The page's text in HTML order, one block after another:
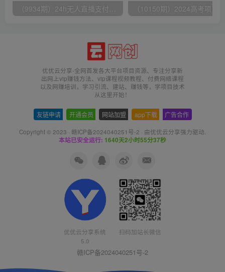
优优云分享-全网首发各大平台项目资源、专注分享新
出网上vip赚钱方法、vip课程视频教程、付费网络课程
以及网赚培训，学习引流、建站、赚钱等，学项目技术
从这里开始！
友链申请 开通会员 网站加盟 app下载 广告合作
Copyright © 2023 · 赣ICP备2024040251号-2 · 由优优云分享强力驱动.
本站已安全运行: 1640天2小时55分37秒
优优云分享系统
5.0
扫码加站长微信
赣ICP备2024040251号-2